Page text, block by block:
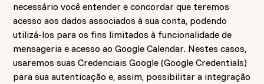
necessário você entender e concordar que teremos
acesso aos dados associados à sua conta, podendo
utilizá-los para os fins limitados à funcionalidade de
mensageria e acesso ao Google Calendar. Nestes casos,
usaremos suas Credenciais Google (Google Credentials)
para sua autenticação e, assim, possibilitar a integração